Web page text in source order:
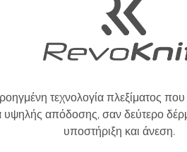
τεχνολογία πλεξίματος
υψηλής απόδοσης, σαν δεύτερο
υποστήριξη και άνεση.